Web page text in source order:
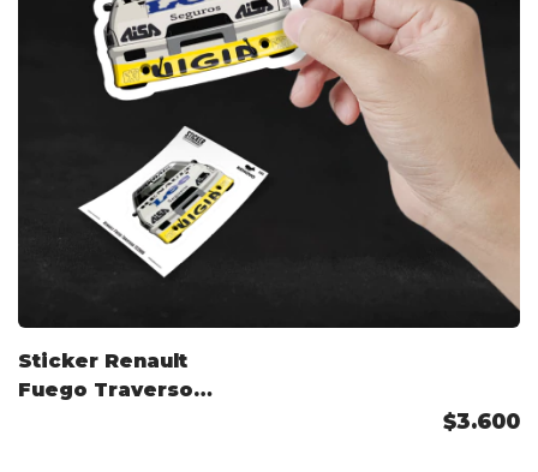
Sticker Renault
Fuego Traverso
$3.600